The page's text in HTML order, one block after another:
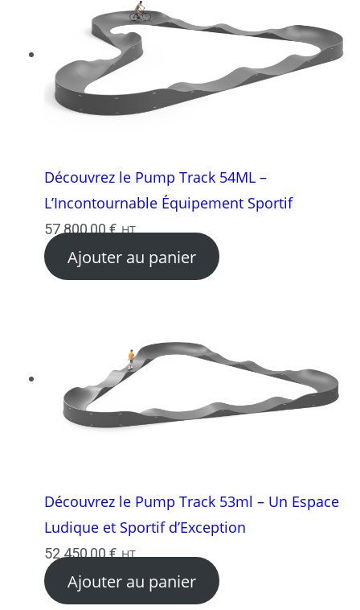
Découvrez le Pump Track 54ML –
L’Incontournable Équipement Sportif
57 800,00€ HT
Ajouter au panier
Découvrez le Pump Track 53ml – Un Espace
Ludique et Sportif d’Exception
52 450,00€ HT
Ajouter au panier